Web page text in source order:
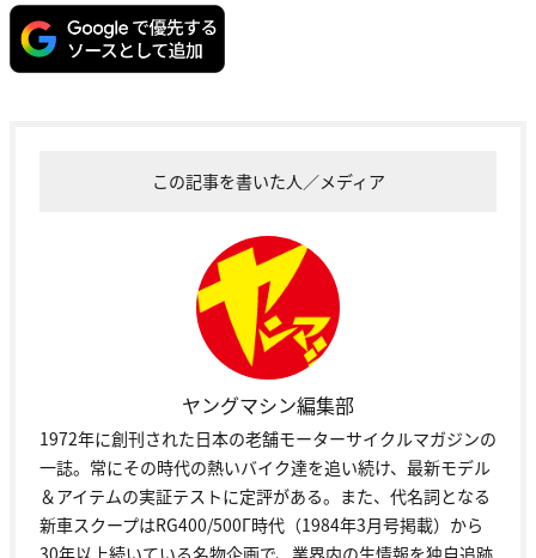
この記事を書いた人／メディア
ヤングマシン編集部
1972年に創刊された日本の老舗モーターサイクルマガジンの
一誌。常にその時代の熱いバイク達を追い続け、最新モデル
＆アイテムの実証テストに定評がある。また、代名詞となる
新車スクープはRG400/500Γ時代（1984年3月号掲載）から
30年以上続いている名物企画で、業界内の生情報を独自追跡